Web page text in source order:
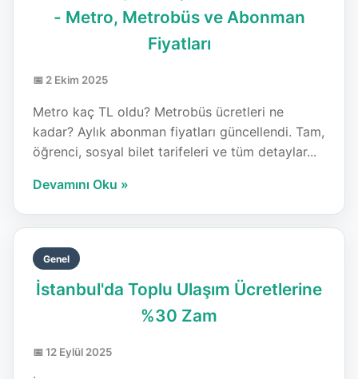
- Metro, Metrobüs ve Abonman
Fiyatları
📅 2 Ekim 2025
Metro kaç TL oldu? Metrobüs ücretleri ne
kadar? Aylık abonman fiyatları güncellendi. Tam,
öğrenci, sosyal bilet tarifeleri ve tüm detaylar...
Devamını Oku »
Genel
İstanbul'da Toplu Ulaşım Ücretlerine
%30 Zam
📅 12 Eylül 2025